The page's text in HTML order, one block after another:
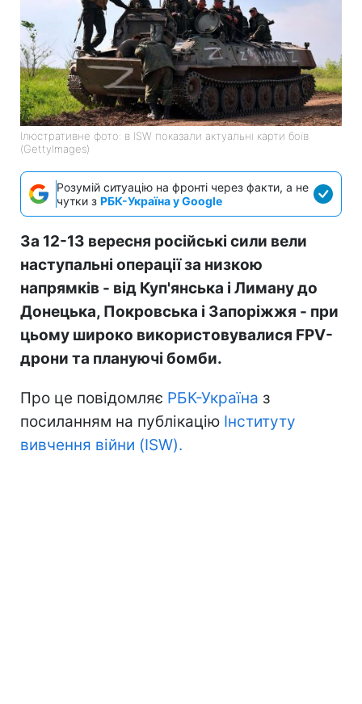
Ілюстративне фото: в ISW показали актуальні карти боїв
(GettyImages)
Розумій ситуацію на фронті через факти, а не
чутки з РБК-Україна у Google
За 12-13 вересня російські сили вели
наступальні операції за низкою
напрямків - від Куп'янська і Лиману до
Донецька, Покровська і Запоріжжя - при
цьому широко використовувалися FPV-
дрони та плануючі бомби.
Про це повідомляє РБК-Україна з
посиланням на публікацію Інституту
вивчення війни (ISW).